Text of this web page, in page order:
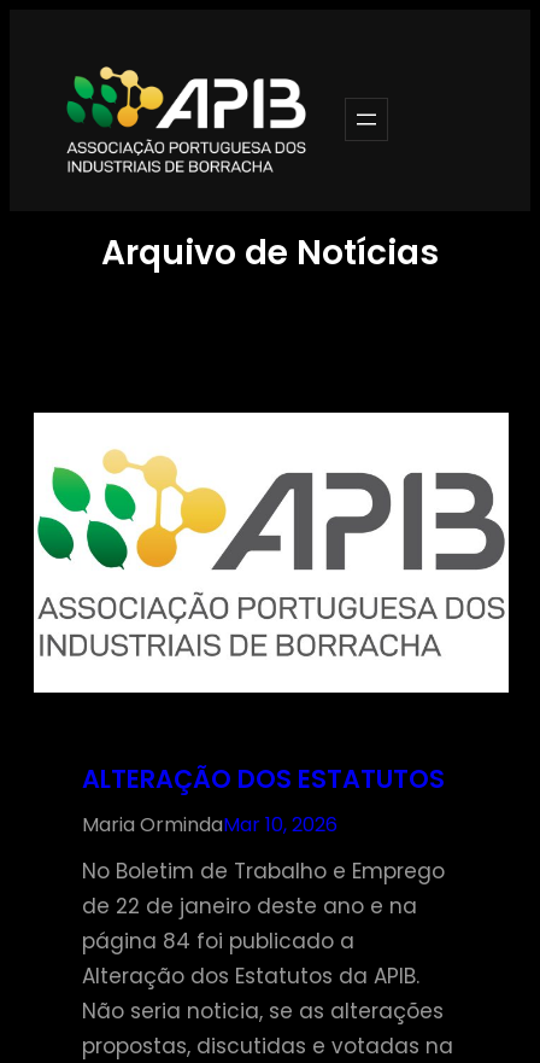
conteúdo
Arquivo de Notícias
ALTERAÇÃO DOS ESTATUTOS
Maria OrmindaMar 10, 2026
No Boletim de Trabalho e Emprego
de 22 de janeiro deste ano e na
página 84 foi publicado a
Alteração dos Estatutos da APIB.
Não seria noticia, se as alterações
propostas, discutidas e votadas na